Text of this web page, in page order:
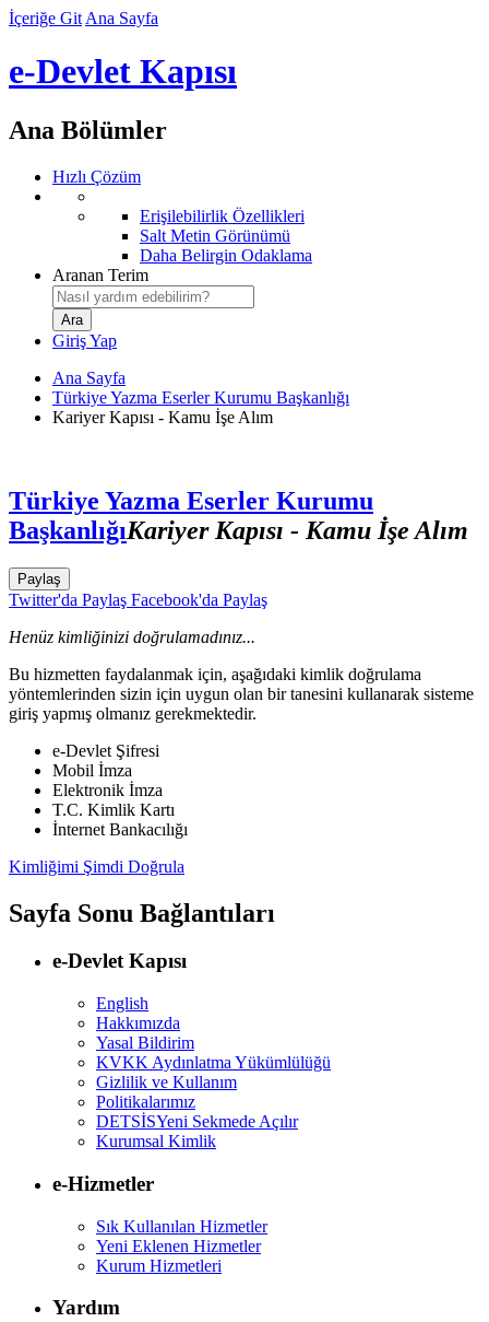
İçeriğe Git Ana Sayfa
e-Devlet Kapısı
Ana Bölümler
Hızlı Çözüm
Erişilebilirlik Özellikleri
Salt Metin Görünümü
Daha Belirgin Odaklama
Aranan Terim
Giriş Yap
Ana Sayfa
Türkiye Yazma Eserler Kurumu Başkanlığı
Kariyer Kapısı - Kamu İşe Alım
Türkiye Yazma Eserler Kurumu
BaşkanlığıKariyer Kapısı - Kamu İşe Alım
Paylaş
Twitter'da Paylaş Facebook'da Paylaş
Henüz kimliğinizi doğrulamadınız...
Bu hizmetten faydalanmak için, aşağıdaki kimlik doğrulama
yöntemlerinden sizin için uygun olan bir tanesini kullanarak sisteme
giriş yapmış olmanız gerekmektedir.
e-Devlet Şifresi
Mobil İmza
Elektronik İmza
T.C. Kimlik Kartı
İnternet Bankacılığı
Kimliğimi Şimdi Doğrula
Sayfa Sonu Bağlantıları
e-Devlet Kapısı
English
Hakkımızda
Yasal Bildirim
KVKK Aydınlatma Yükümlülüğü
Gizlilik ve Kullanım
Politikalarımız
DETSİSYeni Sekmede Açılır
Kurumsal Kimlik
e-Hizmetler
Sık Kullanılan Hizmetler
Yeni Eklenen Hizmetler
Kurum Hizmetleri
Yardım